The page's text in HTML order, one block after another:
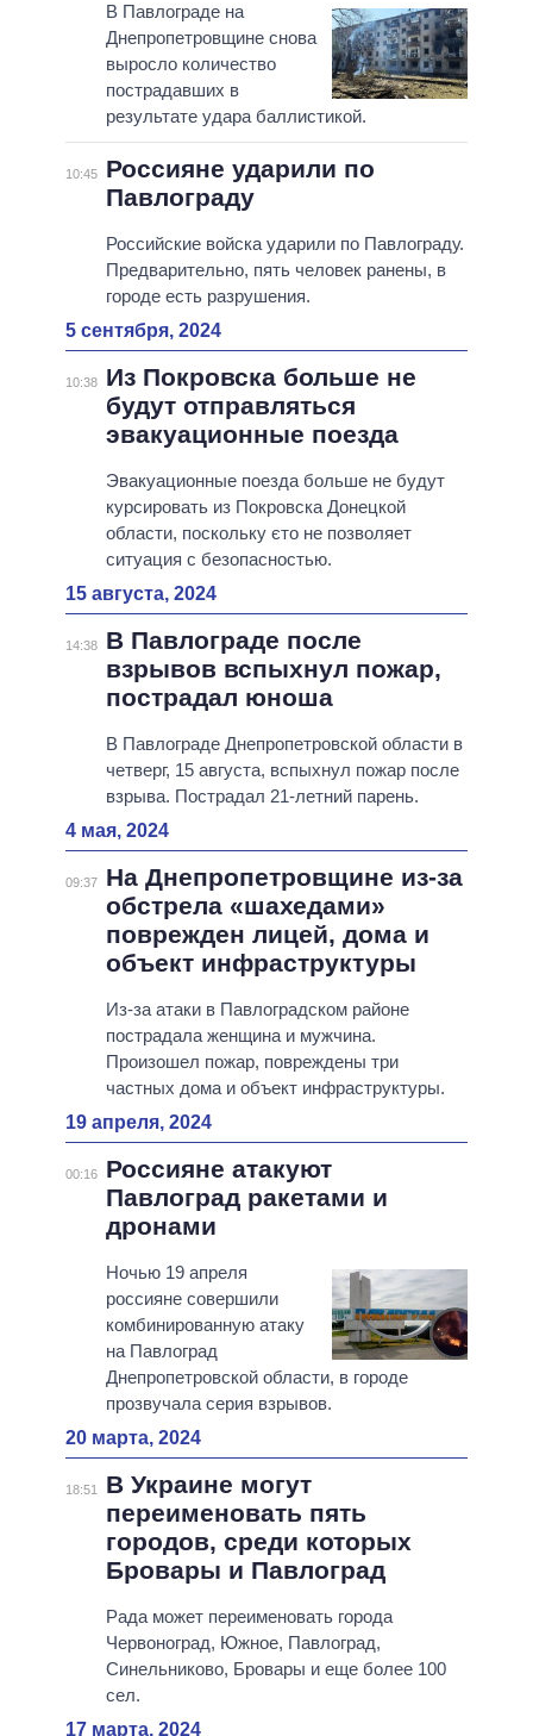
В Павлограде на
Днепропетровщине снова
выросло количество
пострадавших в
результате удара баллистикой.
10:45
Россияне ударили по
Павлограду
Российские войска ударили по Павлограду.
Предварительно, пять человек ранены, в
городе есть разрушения.
5 сентября, 2024
10:38
Из Покровска больше не
будут отправляться
эвакуационные поезда
Эвакуационные поезда больше не будут
курсировать из Покровска Донецкой
области, поскольку єто не позволяет
ситуация с безопасностью.
15 августа, 2024
14:38
В Павлограде после
взрывов вспыхнул пожар,
пострадал юноша
В Павлограде Днепропетровской области в
четверг, 15 августа, вспыхнул пожар после
взрыва. Пострадал 21-летний парень.
4 мая, 2024
09:37
На Днепропетровщине из-за
обстрела «шахедами»
поврежден лицей, дома и
объект инфраструктуры
Из-за атаки в Павлоградском районе
пострадала женщина и мужчина.
Произошел пожар, повреждены три
частных дома и объект инфраструктуры.
19 апреля, 2024
00:16
Россияне атакуют
Павлоград ракетами и
дронами
Ночью 19 апреля
россияне совершили
комбинированную атаку
на Павлоград
Днепропетровской области, в городе
прозвучала серия взрывов.
20 марта, 2024
18:51
В Украине могут
переименовать пять
городов, среди которых
Бровары и Павлоград
Рада может переименовать города
Червоноград, Южное, Павлоград,
Синельниково, Бровары и еще более 100
сел.
17 марта, 2024